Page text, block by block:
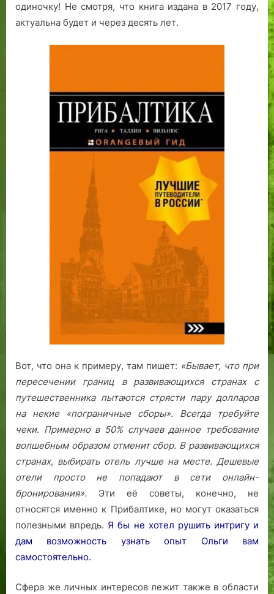
одиночку! Не смотря, что книга издана в 2017 году,
актуальна будет и через десять лет.
Вот, что она к примеру, там пишет: «Бывает, что при
пересечении границ в развивающихся странах с
путешественника пытаются стрясти пару долларов
на некие «пограничные сборы». Всегда требуйте
чеки. Примерно в 50% случаев данное требование
волшебным образом отменит сбор. В развивающихся
странах, выбирать отель лучше на месте. Дешевые
отели просто не попадают в сети онлайн-
бронирования». Эти её советы, конечно, не
относятся именно к Прибалтике, но могут оказаться
полезными впредь. Я бы не хотел рушить интригу и
дам возможность узнать опыт Ольги вам
самостоятельно.
Сфера же личных интересов лежит также в области